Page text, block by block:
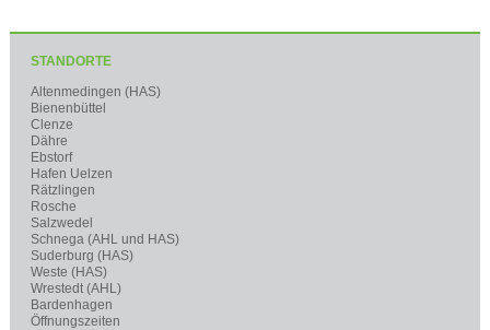
STANDORTE
Altenmedingen (HAS)
Bienenbüttel
Clenze
Dähre
Ebstorf
Hafen Uelzen
Rätzlingen
Rosche
Salzwedel
Schnega (AHL und HAS)
Suderburg (HAS)
Weste (HAS)
Wrestedt (AHL)
Bardenhagen
Öffnungszeiten